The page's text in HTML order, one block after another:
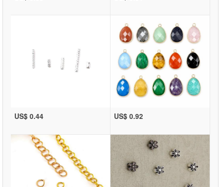
US$ 0.44 US$ 0.92